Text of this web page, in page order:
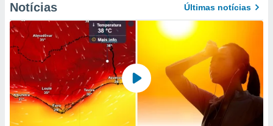
Notícias Últimas notícias